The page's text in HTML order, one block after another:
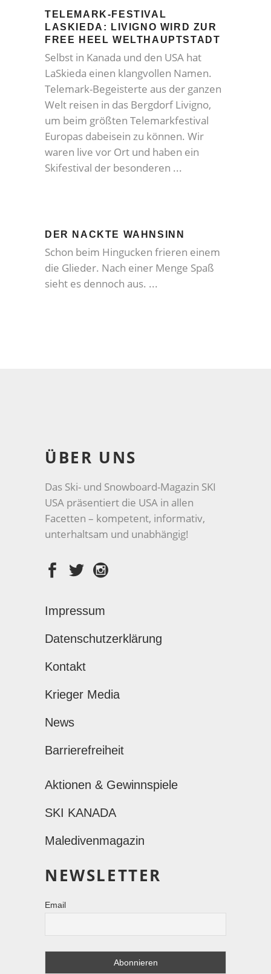
TELEMARK-FESTIVAL
LASKIEDA: LIVIGNO WIRD ZUR
FREE HEEL WELTHAUPTSTADT
Selbst in Kanada und den USA hat
LaSkieda einen klangvollen Namen.
Telemark-Begeisterte aus der ganzen
Welt reisen in das Bergdorf Livigno,
um beim größten Telemarkfestival
Europas dabeisein zu können. Wir
waren live vor Ort und haben ein
Skifestival der besonderen
DER NACKTE WAHNSINN
Schon beim Hingucken frieren einem
die Glieder. Nach einer Menge Spaß
sieht es dennoch aus.
ÜBER UNS
Das Ski- und Snowboard-Magazin SKI
USA präsentiert die USA in allen
Facetten – kompetent, informativ,
unterhaltsam und unabhängig!
Impressum
Datenschutzerklärung
Kontakt
Krieger Media
News
Barrierefreiheit
Aktionen & Gewinnspiele
SKI KANADA
Maledivenmagazin
NEWSLETTER
Email